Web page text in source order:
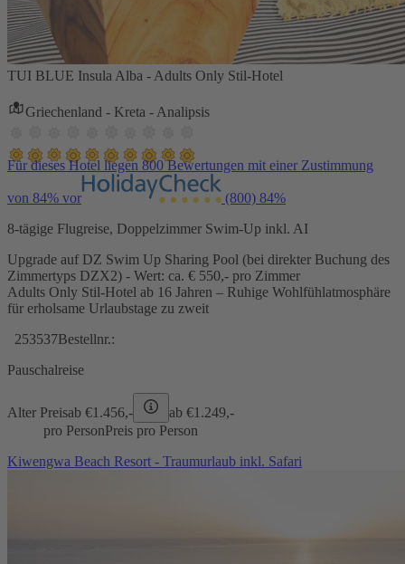
TUI BLUE Insula Alba - Adults Only Stil-Hotel
Griechenland - Kreta - Analipsis
Für dieses Hotel liegen 800 Bewertungen mit einer Zustimmung
von 84% vor (800) 84%
8-tägige Flugreise, Doppelzimmer Swim-Up inkl. AI
Upgrade auf DZ Swim Up Sharing Pool (bei direkter Buchung des
Zimmertyps DZX2) - Wert: ca. € 550,- pro Zimmer
Adults Only Stil-Hotel ab 16 Jahren – Ruhige Wohlfühlatmosphäre
für erholsame Urlaubstage zu zweit
253537Bestellnr.:
Pauschalreise
Alter Preisab €1.456,- ab €1.249,-
pro PersonPreis pro Person
Kiwengwa Beach Resort - Traumurlaub inkl. Safari